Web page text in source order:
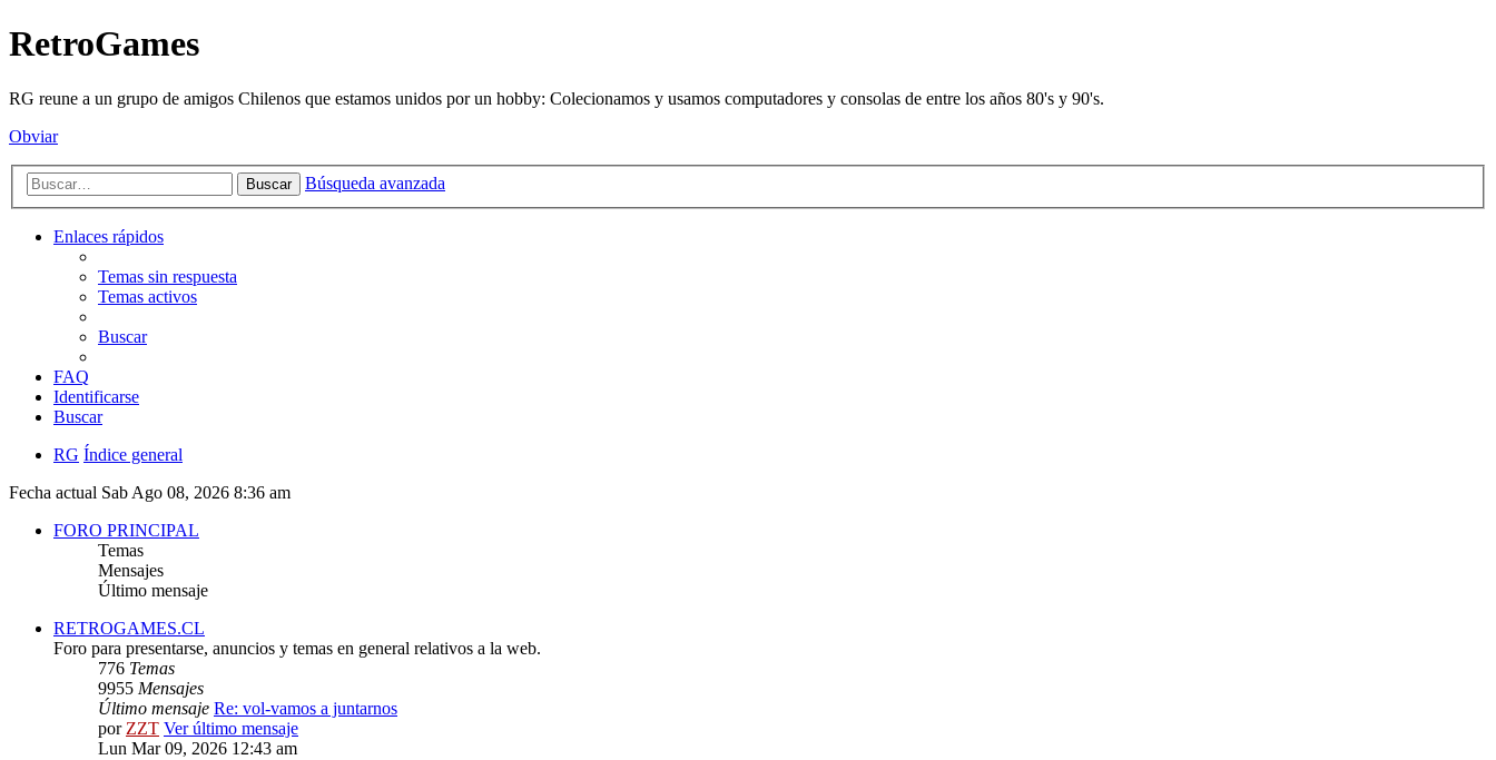
RetroGames
RG reune a un grupo de amigos Chilenos que estamos unidos por un hobby: Colecionamos y usamos computadores y consolas de entre los años 80's y 90's.
Obviar
Buscar Búsqueda avanzada
Enlaces rápidos
Temas sin respuesta
Temas activos
Buscar
FAQ
Identificarse
Buscar
RG Índice general
Fecha actual Sab Ago 08, 2026 8:36 am
FORO PRINCIPAL
Temas
Mensajes
Último mensaje
RETROGAMES.CL
Foro para presentarse, anuncios y temas en general relativos a la web.
776 Temas
9955 Mensajes
Último mensaje Re: vol-vamos a juntarnos
porZZT Ver último mensaje
Lun Mar 09, 2026 12:43 am